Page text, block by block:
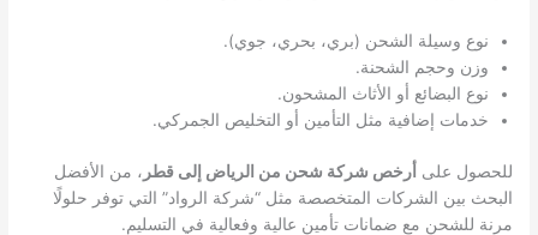
نوع وسيلة الشحن (بري، بحري، جوي).
وزن وحجم الشحنة.
نوع البضائع أو الأثاث المشحون.
خدمات إضافية مثل التأمين أو التخليص الجمركي.
للحصول على أرخص شركة شحن من الرياض إلى قطر ، من الأفضل
البحث بين الشركات المتخصصة مثل “شركة الرواد” التي توفر حلولًا
مرنة للشحن مع ضمانات تأمين عالية وفعالية في التسليم.